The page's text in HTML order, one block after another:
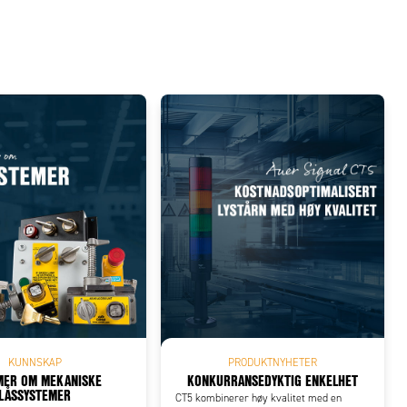
KUNNSKAP
OM MEKANISKE
PRODUKTNYHETER
KONKURRANSEDYKTIG ENKELHET
CT5 kombinerer høy kvalitet med en